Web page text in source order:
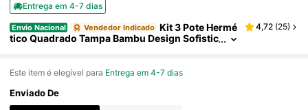
Entrega em 4-7 dias
Envio Nacional Vendedor Indicado Kit 3 Pote Hermé
tico Quadrado Tampa Bambu Design Sofistic
4,72 (25)
Este item é elegível para Entrega em 4-7 dias
Enviado De